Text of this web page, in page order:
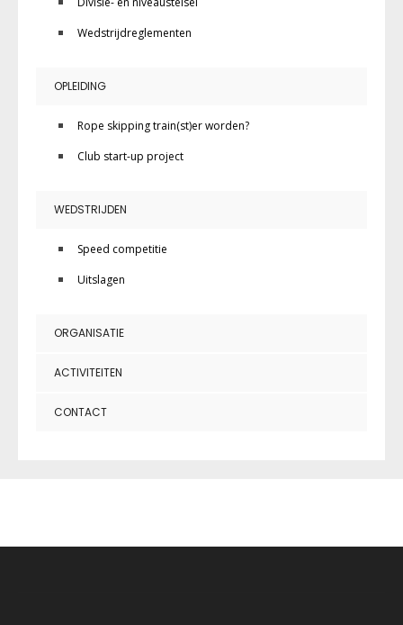
Wedstrijdreglementen
OPLEIDING
Rope skipping train(st)er worden?
Club start-up project
WEDSTRIJDEN
Speed competitie
Uitslagen
ORGANISATIE
ACTIVITEITEN
CONTACT